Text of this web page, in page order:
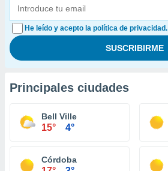
He leído y acepto la política de privacidad.
Principales ciudades
Bell Ville
15° 4°
Córdoba